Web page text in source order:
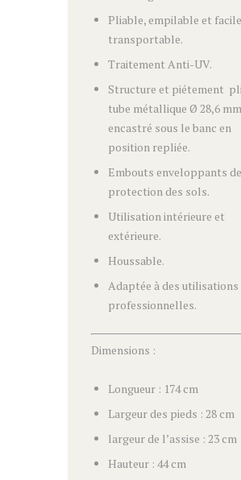
Pliable, empilable et
transportable.
Traitement Anti-UV.
Structure et piétement
tube métallique Ø 28,6 mm
encastré sous le banc en
position repliée.
Embouts enveloppants de
protection des sols.
Utilisation intérieure et
extérieure.
Houssable.
Adaptée à des utilisations
professionnelles.
Dimensions :
Longueur : 174 cm
Largeur des pieds : 28 cm
largeur de l’assise : 23 cm
Hauteur : 44 cm